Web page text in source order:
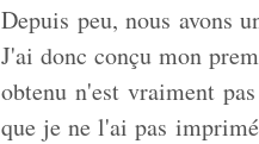
Depuis peu, nous avons
J'ai donc conçu mon
obtenu n'est vraiment
que je ne l'ai pas